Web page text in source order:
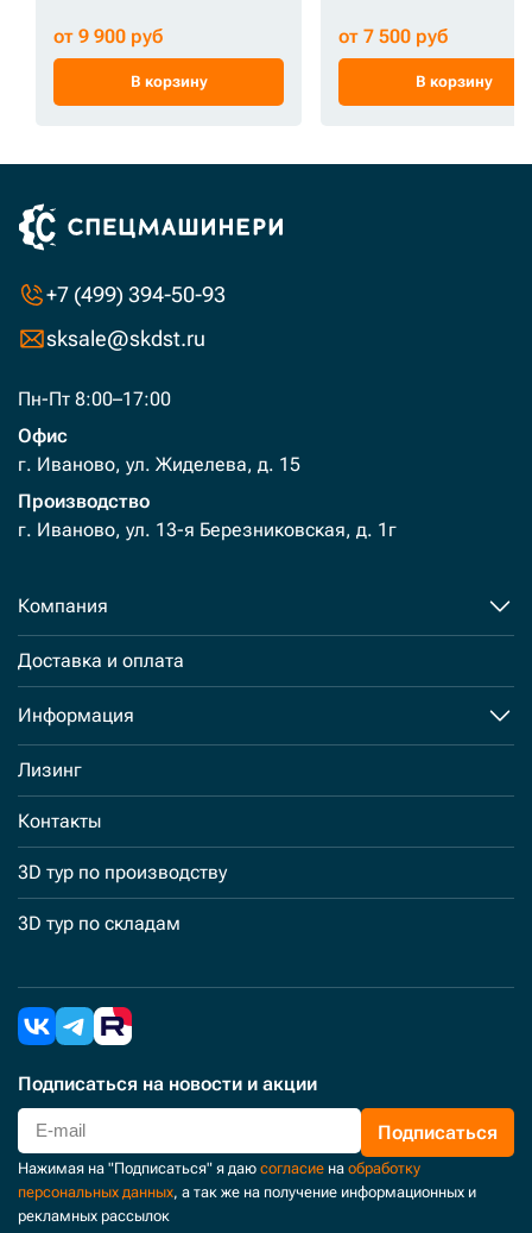
от 9 900 руб
В корзину
от 7 500 руб
В корзину
+7 (499) 394-50-93
sksale@skdst.ru
Пн-Пт 8:00–17:00
Офис
г. Иваново, ул. Жиделева, д. 15
Производство
г. Иваново, ул. 13-я Березниковская, д. 1г
Компания
Доставка и оплата
Информация
Лизинг
Контакты
3D тур по производству
3D тур по складам
Подписаться на новости и акции
Подписаться
Нажимая на "Подписаться" я даю согласие на обработку
персональных данных, а так же на получение информационных и
рекламных рассылок